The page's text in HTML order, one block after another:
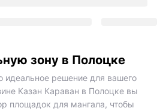
зону в Полоцке
идеальное решение для вашего
Казан Караван в Полоцке вы
площадок для мангала, чтобы